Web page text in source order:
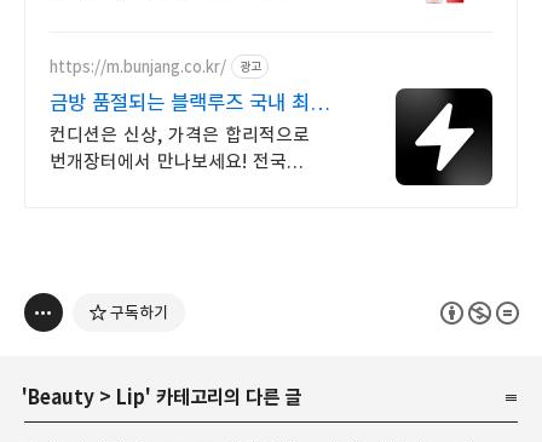
https://m.bunjang.co.kr/ 광고
금방 품절되는 블랙루즈 국내 최대
브랜드 중고거래
컨디션은 신상, 가격은 합리적으로
번개장터에서 만나보세요! 전국
구독하기
' Beauty > Lip' 카테고리의 다른 글